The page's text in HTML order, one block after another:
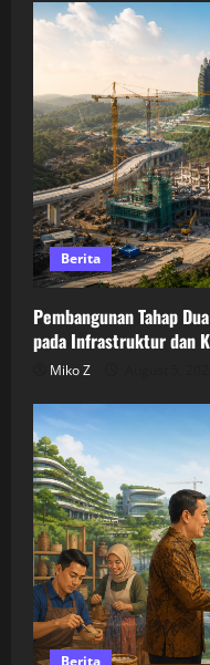
Berita
Pembangunan Tahap
pada Infrastruktur dan
Miko Z